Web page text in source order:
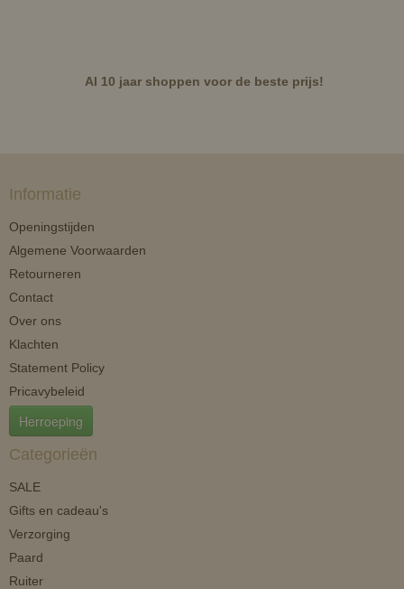
Al 10 jaar shoppen voor de beste prijs!
Informatie
Openingstijden
Algemene Voorwaarden
Retourneren
Contact
Over ons
Klachten
Statement Policy
Pricavybeleid
Herroeping
Categorieën
SALE
Gifts en cadeau's
Verzorging
Paard
Ruiter